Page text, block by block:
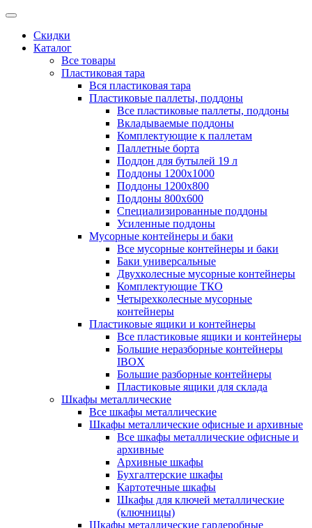
Скидки
Каталог
Все товары
Пластиковая тара
Вся пластиковая тара
Пластиковые паллеты, поддоны
Все пластиковые паллеты, поддоны
Вкладываемые поддоны
Комплектующие к паллетам
Паллетные борта
Поддон для бутылей 19 л
Поддоны 1200х1000
Поддоны 1200х800
Поддоны 800х600
Специализированные поддоны
Усиленные поддоны
Мусорные контейнеры и баки
Все мусорные контейнеры и баки
Баки универсальные
Двухколесные мусорные контейнеры
Комплектующие ТКО
Четырехколесные мусорные
контейнеры
Пластиковые ящики и контейнеры
Все пластиковые ящики и контейнеры
Большие неразборные контейнеры
IBOX
Большие разборные контейнеры
Пластиковые ящики для склада
Шкафы металлические
Все шкафы металлические
Шкафы металлические офисные и архивные
Все шкафы металлические офисные и
архивные
Архивные шкафы
Бухгалтерские шкафы
Картотечные шкафы
Шкафы для ключей металлические
(ключницы)
Шкафы металлические гардеробные